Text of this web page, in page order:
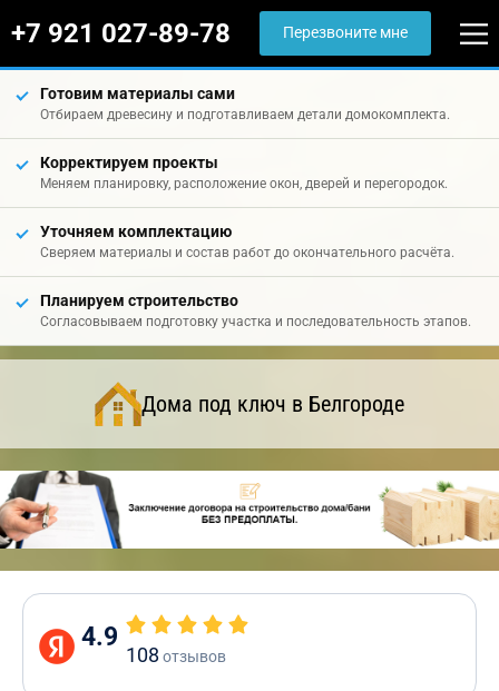
+7 921 027-89-78 Перезвоните мне
Готовим материалы сами
Отбираем древесину и подготавливаем детали домокомплекта.
Корректируем проекты
Меняем планировку, расположение окон, дверей и перегородок.
Уточняем комплектацию
Сверяем материалы и состав работ до окончательного расчёта.
Планируем строительство
Согласовываем подготовку участка и последовательность этапов.
Дома под ключ в Белгороде
4.9
108 отзывов